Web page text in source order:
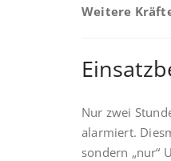
Weitere
Nur zwei
alarmiert.
sondern „nur“